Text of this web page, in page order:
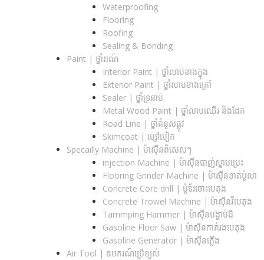
Waterproofing
Flooring
Roofing
Sealing & Bonding
Paint | ថ្នាំពណ៍
Interior Paint | ថ្នាំលាបខាងក្នុង
Exterior Paint | ថ្នាំលាបខាងក្រៅ
Sealer | ថ្នាំទ្រនាប់
Metal Wood Paint | ថ្នាំលាបឈើរ និងដែក
Road Line | ថ្នាំគំនូសផ្លូវ
Skimcoat | ម្សៅបៀក
Specailly Machine | ម៉ាស៊ីនពិសេសៗ
injection Machine | ម៉ាស៊ីនបាញ់ស្នាមប្រេះ
Flooring Grinder Machine | ម៉ាស៊ីនខាត់ប៉ូលា
Concrete Core drill | ម៉ូទ័រចោះបេតុង
Concrete Trowel Machine | ម៉ាស៊ីនវីបេតុង
Tammping Hammer | ម៉ាស៊ីនបង្ហាប់ដី
Gasoline Floor Saw | ម៉ាស៊ីនកាត់រងបេតុង
Gasoline Generator | ម៉ាស៊ីនភ្លើង
Air Tool | ឧបករណ៍ប្រើខ្យល់